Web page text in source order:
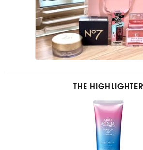
THE HIGHLIGHTER